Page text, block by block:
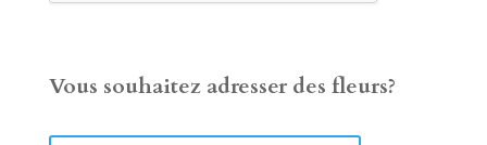
Vous souhaitez adresser des fleurs?